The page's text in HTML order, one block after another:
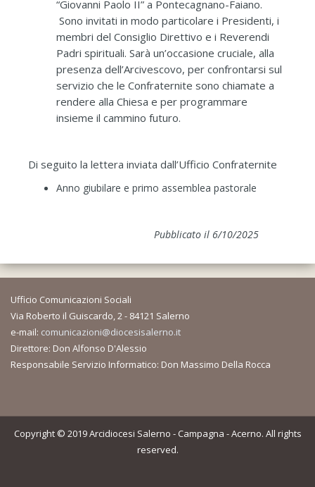
“Giovanni Paolo II” a Pontecagnano-Faiano.
Sono invitati in modo particolare i Presidenti, i
membri del Consiglio Direttivo e i Reverendi
Padri spirituali. Sarà un’occasione cruciale, alla
presenza dell’Arcivescovo, per confrontarsi sul
servizio che le Confraternite sono chiamate a
rendere alla Chiesa e per programmare
insieme il cammino futuro.
Di seguito la lettera inviata dall’Ufficio Confraternite
Anno giubilare e primo assemblea pastorale
Pubblicato il 6/10/2025
Ufficio Comunicazioni Sociali
Via Roberto il Guiscardo, 2 - 84121 Salerno
e-mail: comunicazioni@diocesisalerno.it
Direttore: Don Alfonso D'Alessio
Responsabile Servizio Informatico: Don Massimo Della Rocca
Copyright © 2019 Arcidiocesi Salerno - Campagna - Acerno. All rights
reserved.